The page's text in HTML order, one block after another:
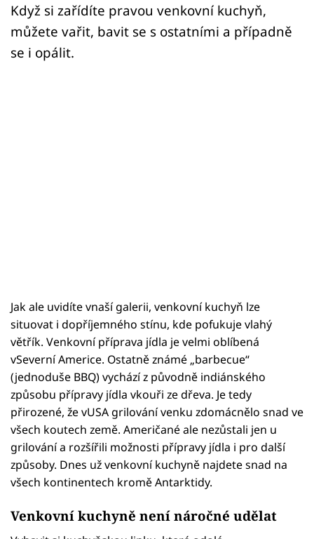
Když si zařídíte pravou venkovní kuchyň,
můžete vařit, bavit se s ostatními a případně
se i opálit.
Jak ale uvidíte vnaší galerii, venkovní kuchyň lze
situovat i dopříjemného stínu, kde pofukuje vlahý
větřík. Venkovní příprava jídla je velmi oblíbená
vSeverní Americe. Ostatně známé „barbecue“
(jednoduše BBQ) vychází z původně indiánského
způsobu přípravy jídla vkouři ze dřeva. Je tedy
přirozené, že vUSA grilování venku zdomácnělo snad ve
všech koutech země. Američané ale nezůstali jen u
grilování a rozšířili možnosti přípravy jídla i pro další
způsoby. Dnes už venkovní kuchyně najdete snad na
všech kontinentech kromě Antarktidy.
Venkovní kuchyně není náročné udělat